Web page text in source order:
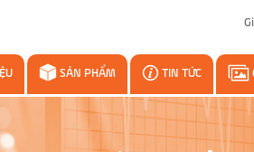
SẢN PHẨM TIN TỨC